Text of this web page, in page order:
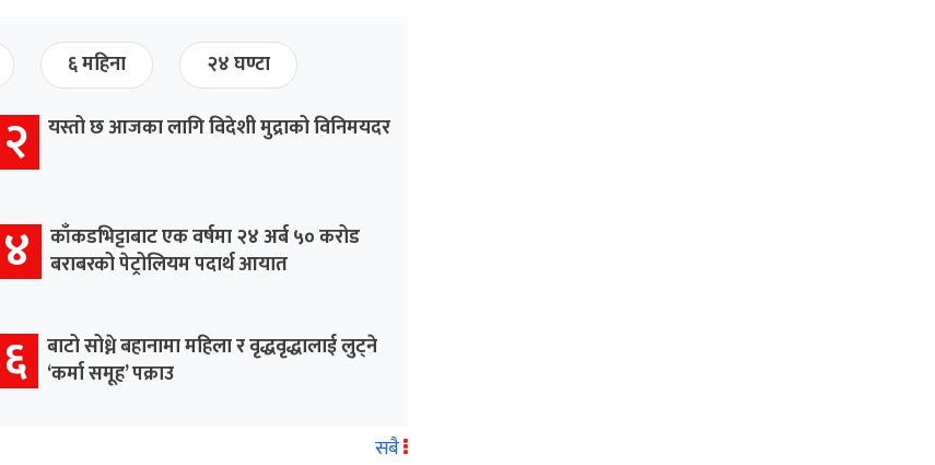
६ महिना २४ घण्टा
२ यस्तो छ आजका लागि विदेशी मुद्राको विनिमयदर
४
काँकडभिट्टाबाट एक वर्षमा २४ अर्ब ५० करोड
बराबरको पेट्रोलियम पदार्थ आयात
६ बाटो सोध्ने बहानामा महिला र वृद्धवृद्धालाई लुट्ने
‘कर्मा समूह’ पक्राउ
सबै